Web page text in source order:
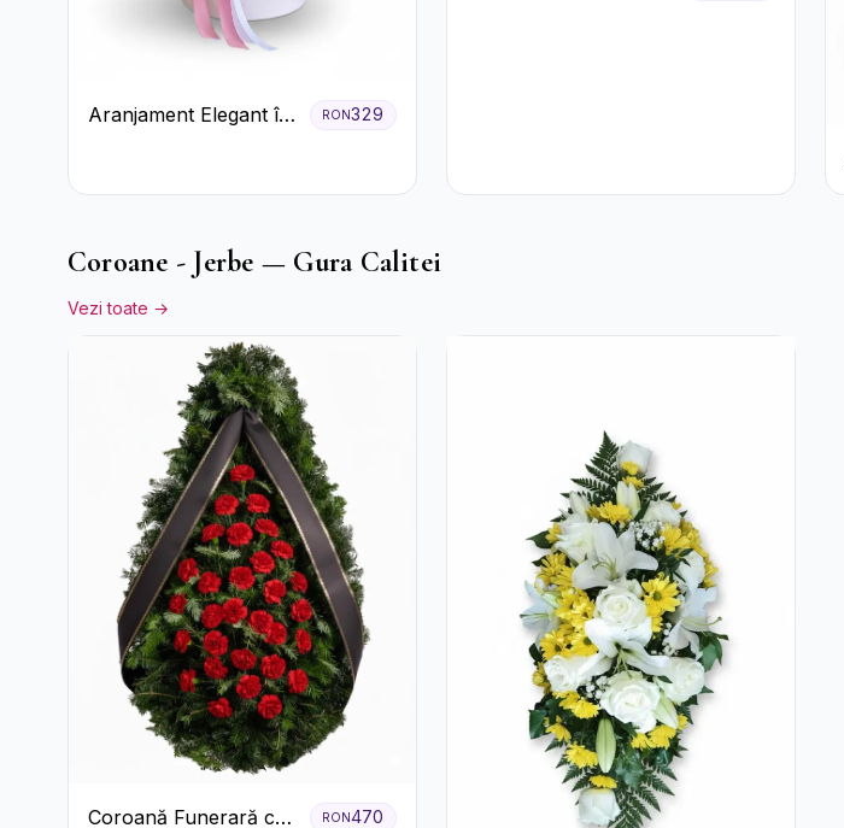
Aranjament Elegant în
RON329
Coroane - Jerbe — Gura Calitei
Vezi toate →
Coroană Funerară cu RON470